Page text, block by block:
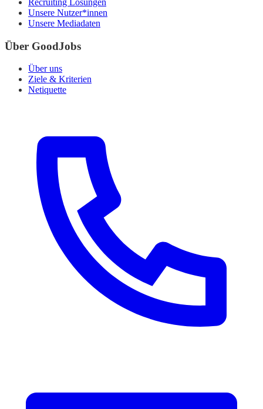
Unsere Nutzer*innen
Unsere Mediadaten
Über GoodJobs
Über uns
Ziele & Kriterien
Netiquette